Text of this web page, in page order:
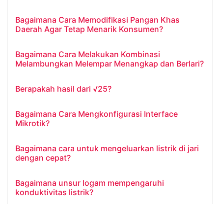
Bagaimana Cara Memodifikasi Pangan Khas
Daerah Agar Tetap Menarik Konsumen?
Bagaimana Cara Melakukan Kombinasi
Melambungkan Melempar Menangkap dan Berlari?
Berapakah hasil dari √25?
Bagaimana Cara Mengkonfigurasi Interface
Mikrotik?
Bagaimana cara untuk mengeluarkan listrik di jari
dengan cepat?
Bagaimana unsur logam mempengaruhi
konduktivitas listrik?